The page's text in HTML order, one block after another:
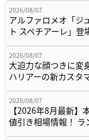
2026/08/07
アルファロメオ「ジ
ト スペチアーレ」
2026/08/07
大迫力な顔つきに変
ハリアーの新カスタ
2026/08/07
【2026年8月最新】
値引き相場情報！